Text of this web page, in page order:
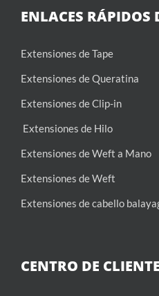
ENLACES RÁPIDOS
Extensiones de Tape
Extensiones de Queratina
Extensiones de Clip-in
Extensiones de Hilo
Extensiones de Weft a Mano
Extensiones de Weft
Extensiones de cabello
CENTRO DE CLIENTE